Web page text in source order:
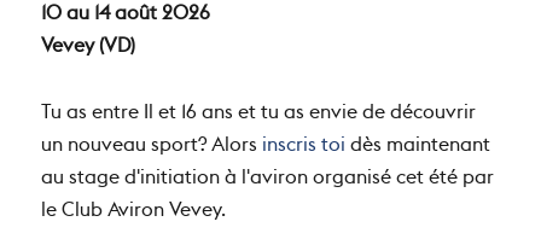
10 au 14 août 2026
Vevey (VD)
Tu as entre Il et 16 ans et tu as envie de découvrir
un nouveau sport? Alorsinscris toidès maintenant
au stage d'initiation à l'aviron organisé cet été par
le Club Aviron Vevey.